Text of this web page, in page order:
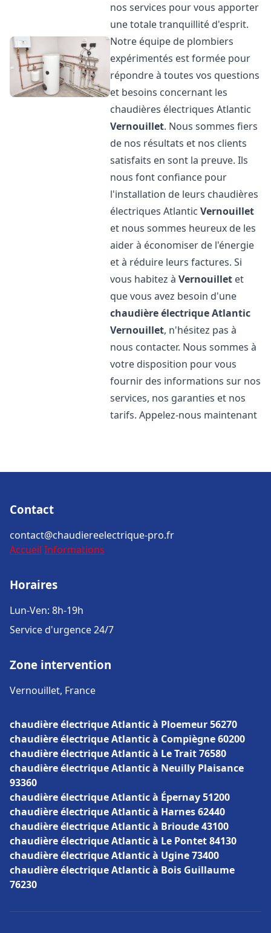
nos services pour vous apporter
une totale tranquillité d'esprit.
Notre équipe de plombiers
expérimentés est formée pour
répondre à toutes vos questions
et besoins concernant les
chaudières électriques Atlantic
Vernouillet. Nous sommes fiers
de nos résultats et nos clients
satisfaits en sont la preuve. Ils
nous font confiance pour
l'installation de leurs chaudières
électriques AtlanticVernouillet
et nous sommes heureux de les
aider à économiser de l'énergie
et à réduire leurs factures. Si
vous habitez àVernouillet et
que vous avez besoin d'une
chaudière électrique Atlantic
Vernouillet, n'hésitez pas à
nous contacter. Nous sommes à
votre disposition pour vous
fournir des informations sur nos
services, nos garanties et nos
tarifs. Appelez-nous maintenant
Contact
contact@chaudiereelectrique-pro.fr
Accueil Informations
Horaires
Lun-Ven: 8h-19h
Service d'urgence 24/7
Zone intervention
Vernouillet, France
chaudière électrique Atlantic à Ploemeur 56270
chaudière électrique Atlantic à Compiègne 60200
chaudière électrique Atlantic à Le Trait 76580
chaudière électrique Atlantic à Neuilly Plaisance
93360
chaudière électrique Atlantic à Épernay 51200
chaudière électrique Atlantic à Harnes 62440
chaudière électrique Atlantic à Brioude 43100
chaudière électrique Atlantic à Le Pontet 84130
chaudière électrique Atlantic à Ugine 73400
chaudière électrique Atlantic à Bois Guillaume
76230